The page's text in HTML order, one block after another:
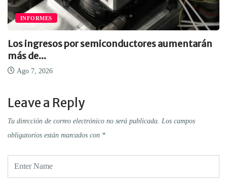
INFORMES
Los ingresos por semiconductores aumentarán
más de...
Ago 7, 2026
Leave a Reply
Tu dirección de correo electrónico no será publicada. Los campos
obligatorios están marcados con *